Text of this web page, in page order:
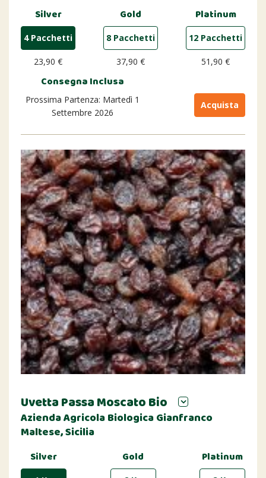
Silver
4 Pacchetti
23,90 €
Gold
8 Pacchetti
37,90 €
Platinum
12 Pacchetti
51,90 €
Consegna Inclusa
Prossima Partenza: Martedì 1
Settembre 2026
Acquista
Uvetta Passa Moscato Bio
Azienda Agricola Biologica Gianfranco
Maltese, Sicilia
Silver Gold Platinum